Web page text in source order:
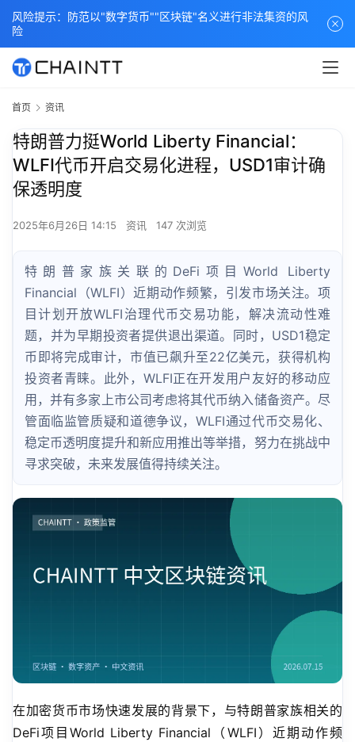
首页 资讯
特朗普力挺World Liberty Financial：
WLFI代币开启交易化进程，USD1审计确
保透明度
2025年6月26日 14:15 资讯 147 次浏览
特朗普家族关联的DeFi项目World Liberty
Financial（WLFI）近期动作频繁，引发市场关注。项
目计划开放WLFI治理代币交易功能，解决流动性难
题，并为早期投资者提供退出渠道。同时，USD1稳定
币即将完成审计，市值已飙升至22亿美元，获得机构
投资者青睐。此外，WLFI正在开发用户友好的移动应
用，并有多家上市公司考虑将其代币纳入储备资产。尽
管面临监管质疑和道德争议，WLFI通过代币交易化、
稳定币透明度提升和新应用推出等举措，努力在挑战中
寻求突破，未来发展值得持续关注。
在加密货币市场快速发展的背景下，与特朗普家族相关的
DeFi项目World Liberty Financial（WLFI）近期动作频
风险提示：防范以"数字货币""区块链"名义进行非法集资的风
险